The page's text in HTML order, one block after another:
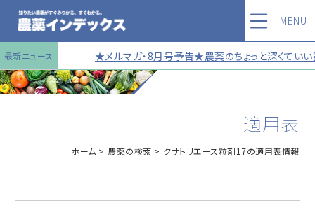
最新ニュース ★メルマガ・8月号予告★農薬のちょっと深くて
MENU
適用表
ホーム 農薬の検索 クサトリエース粒剤17の適用表情報